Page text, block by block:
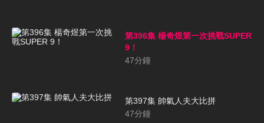
第396集 楊奇煜第一次挑戰SUPER
9！
47分鐘
第397集 帥氣人夫大比拼
47分鐘